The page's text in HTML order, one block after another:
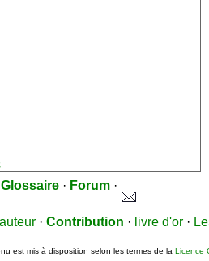
Glossaire · Forum ·
· Contribution · livre d'or ·
est mis à disposition selon les termes de la Licence